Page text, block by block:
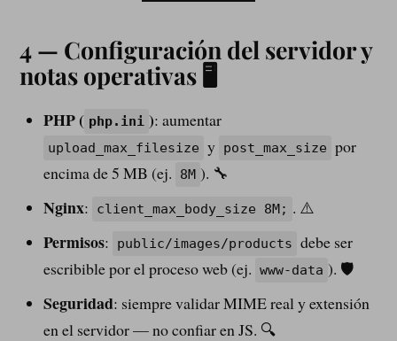
4 — Configuración del servidor y
notas operativas 🖥️
PHP ( php.ini ): aumentar
upload_max_filesize y post_max_size por
encima de 5 MB (ej.
8M ). 🔧
Nginx: client_max_body_size 8M; . ⚠️
Permisos: public/images/products debe ser
escribible por el proceso web (ej. www-data ). 🛡️
Seguridad: siempre validar MIME real y extensión
en el servidor — no confiar en JS. 🔍